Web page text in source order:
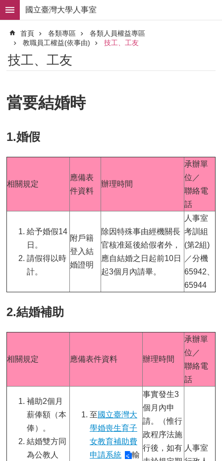
跳到主要內容區塊
進
階
搜
求
才
織
職
事
專
詢
項
大
國立臺灣大學人事室
首頁 各類專區
各類人員權益專區
教職員工權益(依事由)
技工、工友
技工、工友
當要結婚時
1.婚假
相關規定
應備表
件資料
辦理時間
承辦單
位／
聯絡電
話
給予婚假14
日。
請假得以時
計。
附戶籍
登入結
婚證明
除因特殊事由經機關長
官核准延後給假者外，
應自結婚之日起前10日
起3個月內請畢。
人事室
考訓組
(第2組)
／分機
65942、
65944
2.結婚補助
相關規定 應備表件資料 辦理時間
承辦單
位／
聯絡電
話
補助2個月
薪俸額（本
俸）。
結婚雙方同
為公教人
至國立臺灣大
學婚喪生育子
女教育補助費
申請系統
輸
事實發生3
個月內申
請。（惟行
政程序法施
行後，如有 人事室